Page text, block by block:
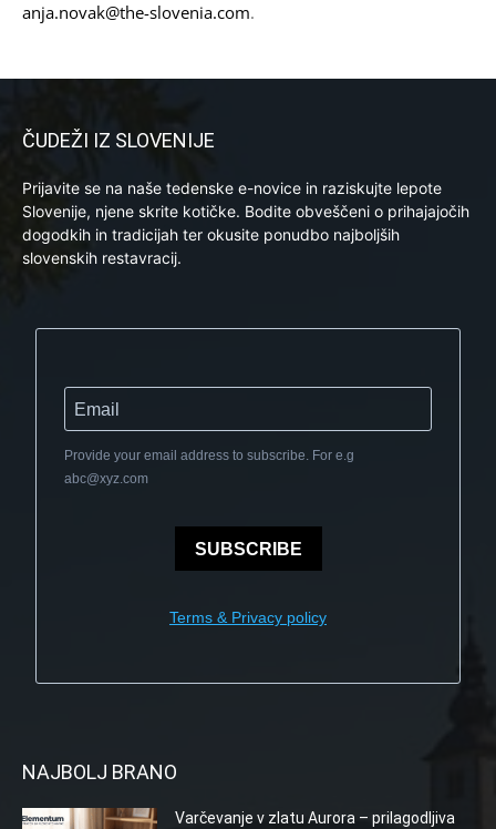
anja.novak@the-slovenia.com.
ČUDEŽI IZ SLOVENIJE
Prijavite se na naše tedenske e-novice in raziskujte lepote
Slovenije, njene skrite kotičke. Bodite obveščeni o prihajajočih
dogodkih in tradicijah ter okusite ponudbo najboljših
slovenskih restavracij.
Provide your email address to subscribe. For e.g
abc@xyz.com
SUBSCRIBE
Terms & Privacy policy
NAJBOLJ BRANO
Varčevanje v zlatu Aurora – prilagodljiva